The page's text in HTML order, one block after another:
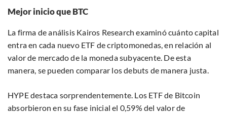
Mejor inicio que BTC
La firma de análisis Kairos Research examinó cuánto capital
entra en cada nuevo ETF de criptomonedas, en relación al
valor de mercado de la moneda subyacente. De esta
manera, se pueden comparar los debuts de manera justa.
HYPE destaca sorprendentemente. Los ETF de Bitcoin
absorbieron en su fase inicial el 0,59% del valor de